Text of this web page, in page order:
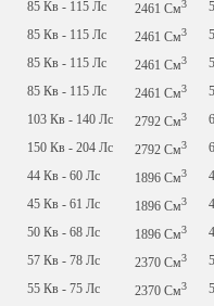
85 Кв - 115 Лс 2461 См3
5
85 Кв - 115 Лс 2461 См3
5
85 Кв - 115 Лс 2461 См3
5
85 Кв - 115 Лс 2461 См3
5
103 Кв - 140 Лс 2792 См3
6
150 Кв - 204 Лс 2792 См3
6
44 Кв - 60 Лс 1896 См3
4
45 Кв - 61 Лс 1896 См3
4
50 Кв - 68 Лс 1896 См3
4
57 Кв - 78 Лс 2370 См3
5
55 Кв - 75 Лс 2370 См3
5